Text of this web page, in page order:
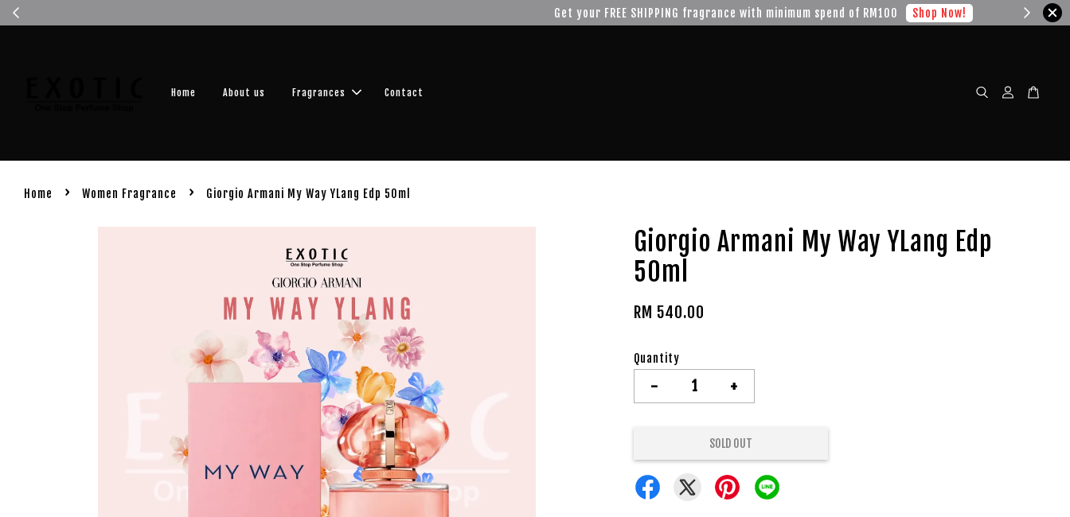
Get your FREE SHIPPING fragrance with minimum spend of RM100 Shop Now!
Home About us Fragrances Contact
Home › Women Fragrance › Giorgio Armani My Way YLang Edp 50ml
Giorgio Armani My Way YLang Edp
50ml
RM 540.00
Quantity
- +
SOLD OUT